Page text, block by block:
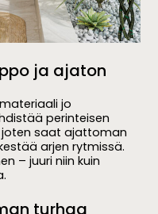
ja ajaton
jo
perinteisen
joten saat ajattoman
arjen rytmissä.
– juuri niin kuin
turhaa